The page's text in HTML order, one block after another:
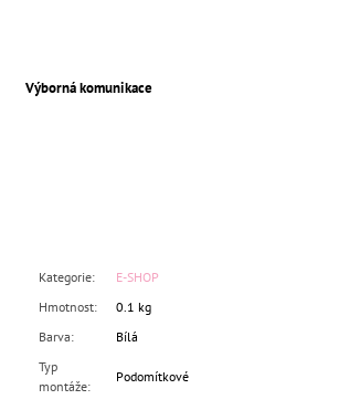
Výborná komunikace
Kategorie:
E-SHOP
Hmotnost:
0.1 kg
Barva:
Bílá
Typ
montáže:
Podomítkové